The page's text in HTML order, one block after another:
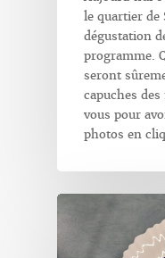
le quartier de
dégustation
programme.
seront
capuches
vous pour
photos en